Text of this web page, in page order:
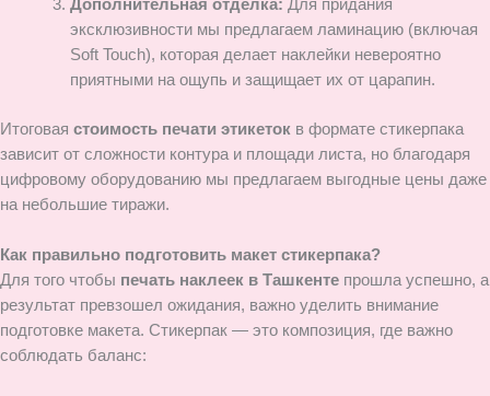
Дополнительная отделка: Для придания
эксклюзивности мы предлагаем ламинацию (включая
Soft Touch), которая делает наклейки невероятно
приятными на ощупь и защищает их от царапин.
Итоговая стоимость печати этикеток в формате стикерпака
зависит от сложности контура и площади листа, но благодаря
цифровому оборудованию мы предлагаем выгодные цены даже
на небольшие тиражи.
Как правильно подготовить макет стикерпака?
Для того чтобы печать наклеек в Ташкенте прошла успешно, а
результат превзошел ожидания, важно уделить внимание
подготовке макета. Стикерпак — это композиция, где важно
соблюдать баланс: